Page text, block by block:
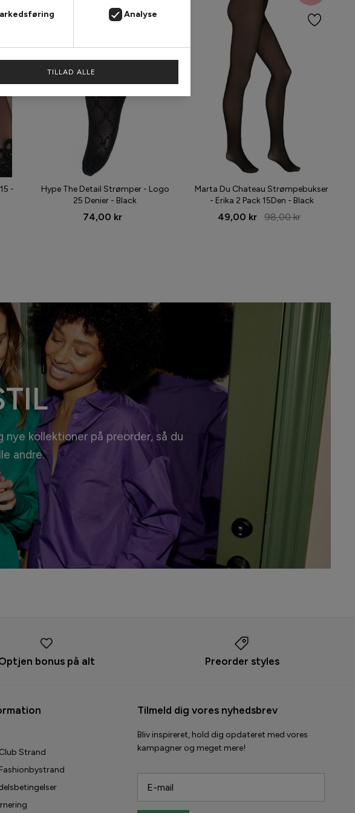
Analyse
TILLAD ALLE
-
Hype The Detail Strømper - Logo
25 Denier - Black
74,00 kr
Marta Du Chateau Strømpebukser
- Erika 2 Pack 15Den - Black
49,00 kr 98,00 kr
kollektioner på preorder, så du
andre.
bonus på alt Preorder styles
Strand
Tilmeld dig vores nyhedsbrev
Bliv inspireret, hold dig opdateret med vores
kampagner og meget mere!